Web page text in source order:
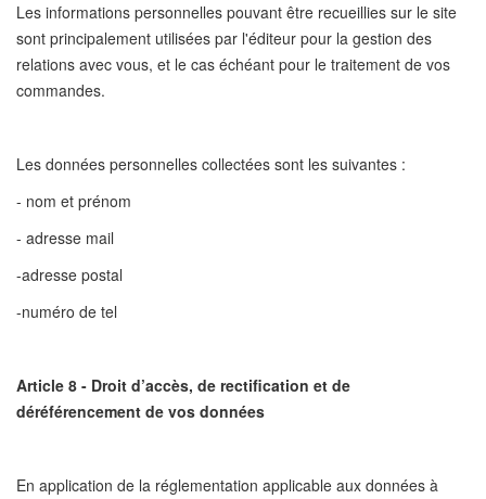
Les informations personnelles pouvant être recueillies sur le site
sont principalement utilisées par l'éditeur pour la gestion des
relations avec vous, et le cas échéant pour le traitement de vos
commandes.
Les données personnelles collectées sont les suivantes :
- nom et prénom
- adresse mail
-adresse postal
-numéro de tel
Article 8 - Droit d’accès, de rectification et de
déréférencement de vos données
En application de la réglementation applicable aux données à